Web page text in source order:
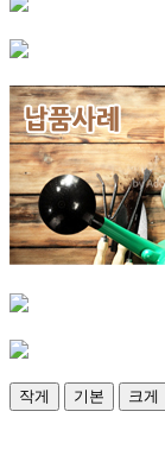
작게 기본 크게